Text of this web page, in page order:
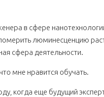
в сфере
люминесценцию
сфера деятельности.
мне нравится обучать.
когда еще будущий